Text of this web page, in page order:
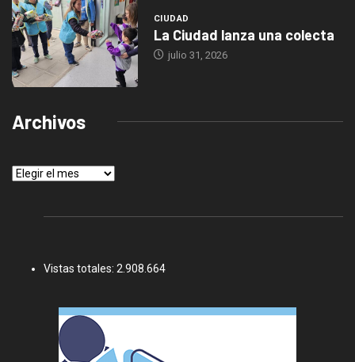
CIUDAD
La Ciudad lanza una colecta
julio 31, 2026
Archivos
Archivos
Vistas totales: 2.908.664